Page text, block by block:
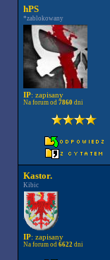
hPS
*zablokowany
IP: zapisany
Na forum od 7860dni
Kastor.
Kibic
IP: zapisany
Na forum od 6622dni